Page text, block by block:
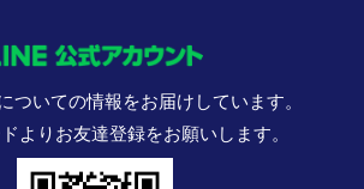
ついての情報をお届けしています。
よりお友達登録をお願いします。